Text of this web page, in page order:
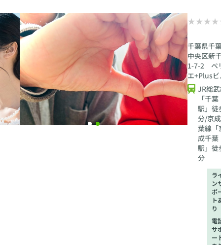
千葉県千
中央区新
1-7-2 ペ
エ+Plus
JR総
「千葉
駅」徒
分/京
葉線「
成千葉
駅」徒
分
ラ
ン
ポ
ト
り
電
サ
ー